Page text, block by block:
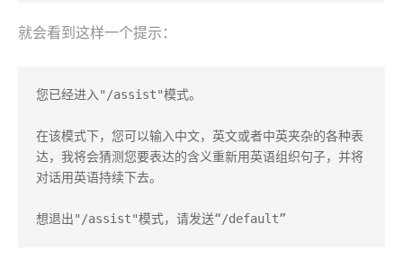
就会看到这样一个提示：
您已经进入"/assist"模式。
在该模式下，您可以输入中文，英文或者中英夹杂的各种表
达，我将会猜测您要表达的含义重新用英语组织句子，并将
对话用英语持续下去。
想退出"/assist"模式，请发送“/default”